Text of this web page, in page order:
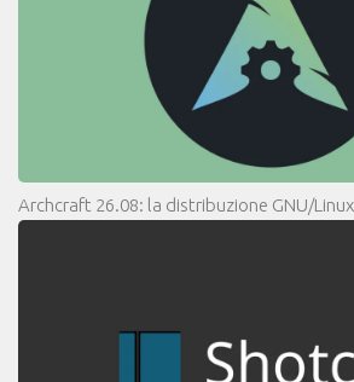
Archcraft 26.08: la distribuzione GNU/